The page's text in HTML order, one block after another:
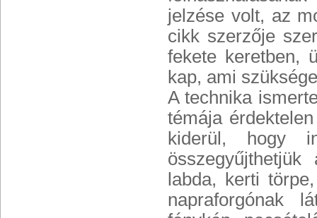
jelzése volt, az
cikk szerzője
fekete keretben,
kap, ami
A technika
témája
kiderül, hogy
labda, kerti
napraforgónak